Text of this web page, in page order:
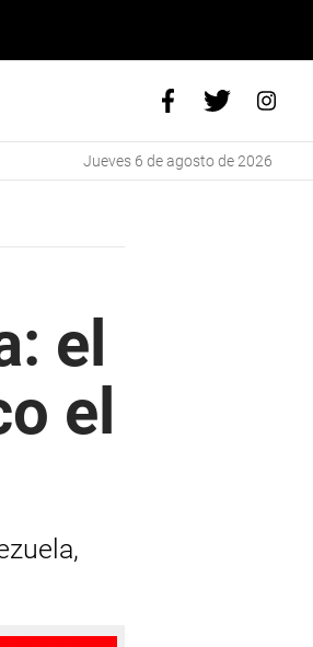
jueves 6 de agosto de 2026
el
el